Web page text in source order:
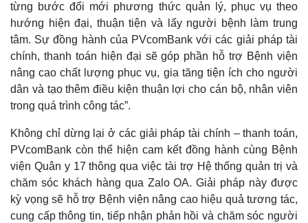
từng bước đổi mới phương thức quản lý, phục vụ theo
hướng hiện đại, thuận tiện và lấy người bệnh làm trung
tâm. Sự đồng hành của PVcomBank với các giải pháp tài
chính, thanh toán hiện đại sẽ góp phần hỗ trợ Bệnh viện
nâng cao chất lượng phục vụ, gia tăng tiện ích cho người
dân và tạo thêm điều kiện thuận lợi cho cán bộ, nhân viên
trong quá trình công tác”.
Không chỉ dừng lại ở các giải pháp tài chính – thanh toán,
PVcomBank còn thể hiện cam kết đồng hành cùng Bệnh
viện Quân y 17 thông qua việc tài trợ Hệ thống quản trị và
chăm sóc khách hàng qua Zalo OA. Giải pháp này được
kỳ vọng sẽ hỗ trợ Bệnh viện nâng cao hiệu quả tương tác,
cung cấp thông tin, tiếp nhận phản hồi và chăm sóc người